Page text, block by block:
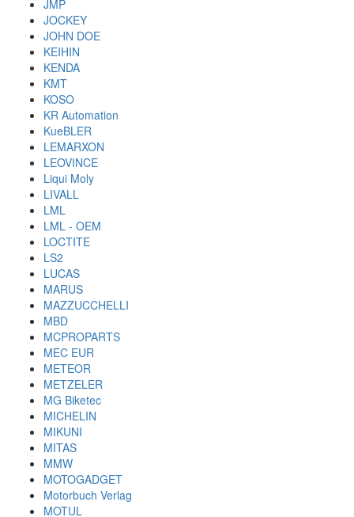
JMP
JOCKEY
JOHN DOE
KEIHIN
KENDA
KMT
KOSO
KR Automation
KueBLER
LEMARXON
LEOVINCE
Liqui Moly
LIVALL
LML
LML - OEM
LOCTITE
LS2
LUCAS
MARUS
MAZZUCCHELLI
MBD
MCPROPARTS
MEC EUR
METEOR
METZELER
MG Biketec
MICHELIN
MIKUNI
MITAS
MMW
MOTOGADGET
Motorbuch Verlag
MOTUL